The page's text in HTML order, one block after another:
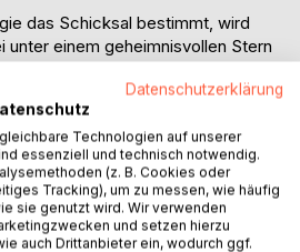
das Schicksal bestimmt, wird
unter einem geheimnisvollen Stern
beginnt seine Reise in eine
und Gefahren.
Fähigkeiten und entdeckt
zur Natur. Mit einem treuen
und der Fähigkeit, die Herzen der
Sai vor Herausforderungen, die
Datenschutzerklärung
Technologien auf unserer
essenziell und technisch notwendig.
(z. B. Cookies oder
Tracking), um zu messen, wie häufig
sie genutzt wird. Wir verwenden
und setzen hierzu
auch Drittanbieter ein, wodurch ggf.